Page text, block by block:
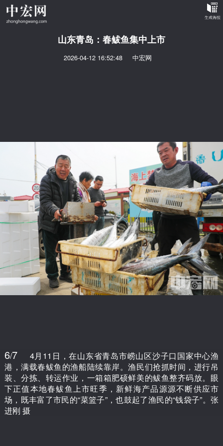
山东青岛：春鲅鱼集中上市
2026-04-12 16:52:48 中宏网
6/7
4月11日，在山东省青岛市崂山区沙子口国家中心渔
港，满载春鲅鱼的渔船陆续靠岸。渔民们抢抓时间，进行吊
装、分拣、转运作业，一箱箱肥硕鲜美的鲅鱼整齐码放。眼
下正值本地春鲅鱼上市旺季，新鲜海产品源源不断供应市
场，既丰富了市民的“菜篮子”，也鼓起了渔民的“钱袋子”。张
进刚 摄